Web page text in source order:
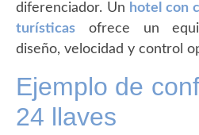
diferenciador. Un hotel con
turísticas ofrece un
diseño, velocidad y control
Ejemplo de
24 llaves